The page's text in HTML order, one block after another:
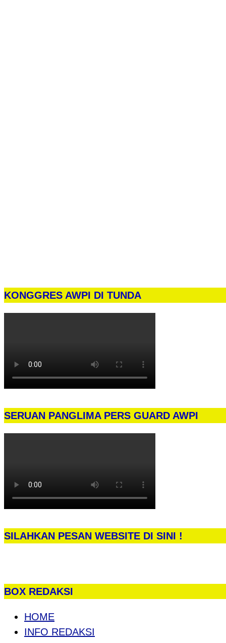
KONGGRES AWPI DI TUNDA
SERUAN PANGLIMA PERS GUARD AWPI
SILAHKAN PESAN WEBSITE DI SINI !
BOX REDAKSI
HOME
INFO REDAKSI